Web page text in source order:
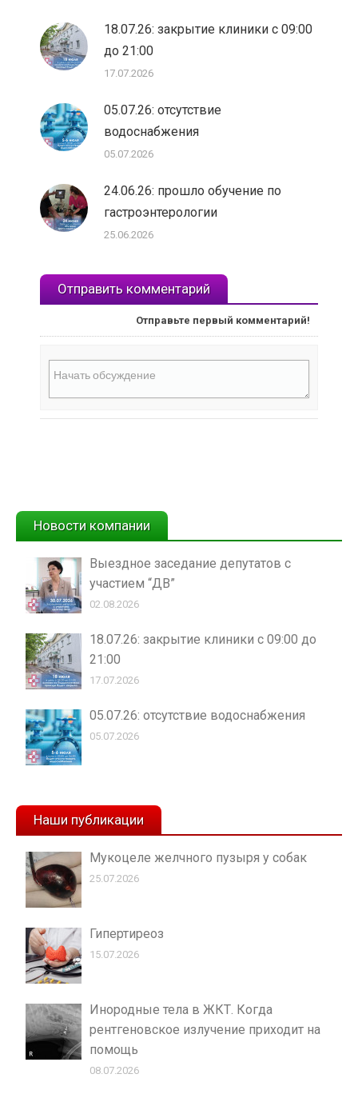
18.07.26: закрытие клиники с 09:00
до 21:00
17.07.2026
05.07.26: отсутствие
водоснабжения
05.07.2026
24.06.26: прошло обучение по
гастроэнтерологии
25.06.2026
Отправить комментарий
Отправьте первый комментарий!
Новости компании
Выездное заседание депутатов с
участием “ДВ”
02.08.2026
18.07.26: закрытие клиники с 09:00 до
21:00
17.07.2026
05.07.26: отсутствие водоснабжения
05.07.2026
Наши публикации
Мукоцеле желчного пузыря у собак
25.07.2026
Гипертиреоз
15.07.2026
Инородные тела в ЖКТ. Когда
рентгеновское излучение приходит на
помощь
08.07.2026